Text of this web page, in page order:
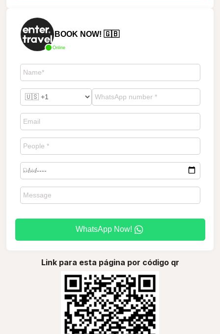
Online
BOOK NOW! 🇬🇧
WhatsApp Now!
Link para esta página por código qr